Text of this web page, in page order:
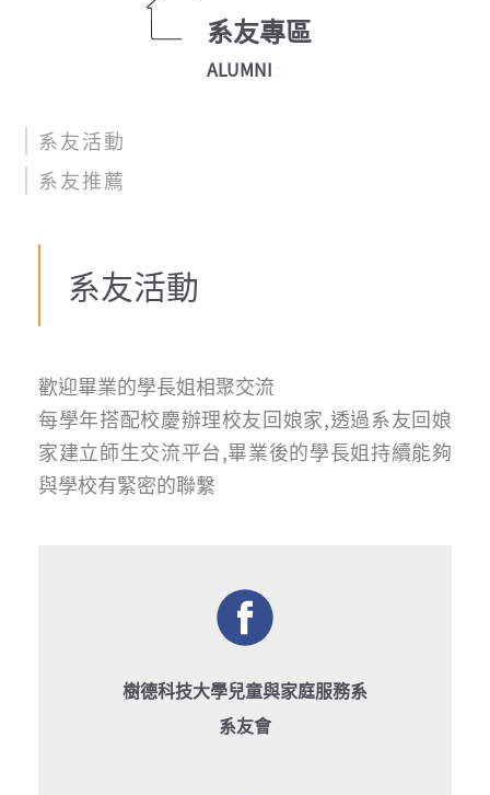
系友專區
ALUMNI
系友活動
系友推薦
系友活動
歡迎畢業的學長姐相聚交流
每學年搭配校慶辦理校友回娘家,透過系友回娘
家建立師生交流平台,畢業後的學長姐持續能夠
與學校有緊密的聯繫
樹德科技大學兒童與家庭服務系
系友會